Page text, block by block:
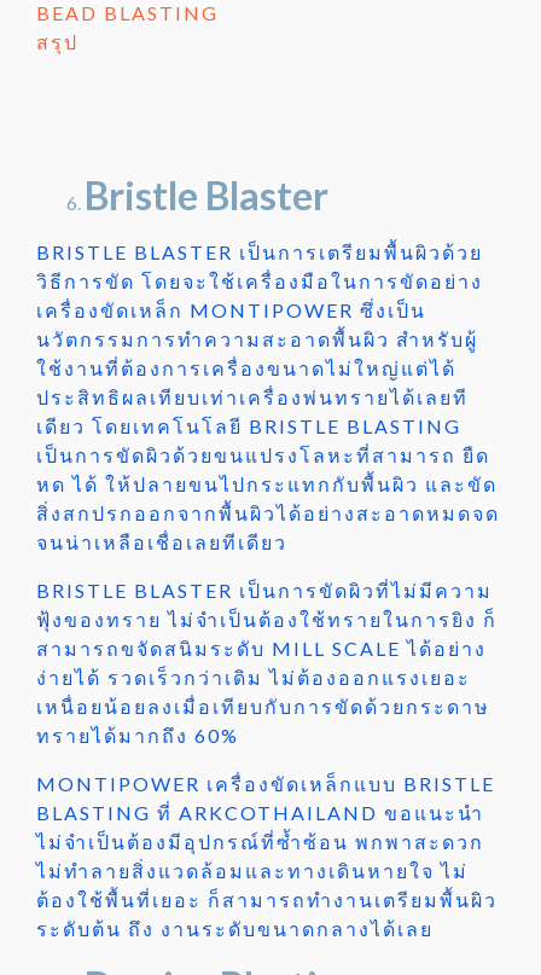
BEAD BLASTING
สรุป
Bristle Blaster
BRISTLE BLASTER เป็นการเตรียมพื้นผิวด้วย
วิธีการขัด โดยจะใช้เครื่องมือในการขัดอย่าง
เครื่องขัดเหล็ก MONTIPOWER ซึ่งเป็น
นวัตกรรมการทำความสะอาดพื้นผิว สำหรับผู้
ใช้งานที่ต้องการเครื่องขนาดไม่ใหญ่แต่ได้
ประสิทธิผลเทียบเท่าเครื่องพ่นทรายได้เลยที
เดียว โดยเทคโนโลยี BRISTLE BLASTING
เป็นการขัดผิวด้วยขนแปรงโลหะที่สามารถ ยืด
หด ได้ ให้ปลายขนไปกระแทกกับพื้นผิว และขัด
สิ่งสกปรกออกจากพื้นผิวได้อย่างสะอาดหมดจด
จนน่าเหลือเชื่อเลยทีเดียว
BRISTLE BLASTER เป็นการขัดผิวที่ไม่มีความ
ฟุ้งของทราย ไม่จำเป็นต้องใช้ทรายในการยิง ก็
สามารถขจัดสนิมระดับ MILL SCALE ได้อย่าง
ง่ายได้ รวดเร็วกว่าเดิม ไม่ต้องออกแรงเยอะ
เหนื่อยน้อยลงเมื่อเทียบกับการขัดด้วยกระดาษ
ทรายได้มากถึง 60%
MONTIPOWER เครื่องขัดเหล็กแบบ BRISTLE
BLASTING ที่ ARKCOTHAILAND ขอแนะนำ
ไม่จำเป็นต้องมีอุปกรณ์ที่ซ้ำซ้อน พกพาสะดวก
ไม่ทำลายสิ่งแวดล้อมและทางเดินหายใจ ไม่
ต้องใช้พื้นที่เยอะ ก็สามารถทำงานเตรียมพื้นผิว
ระดับต้น ถึง งานระดับขนาดกลางได้เลย